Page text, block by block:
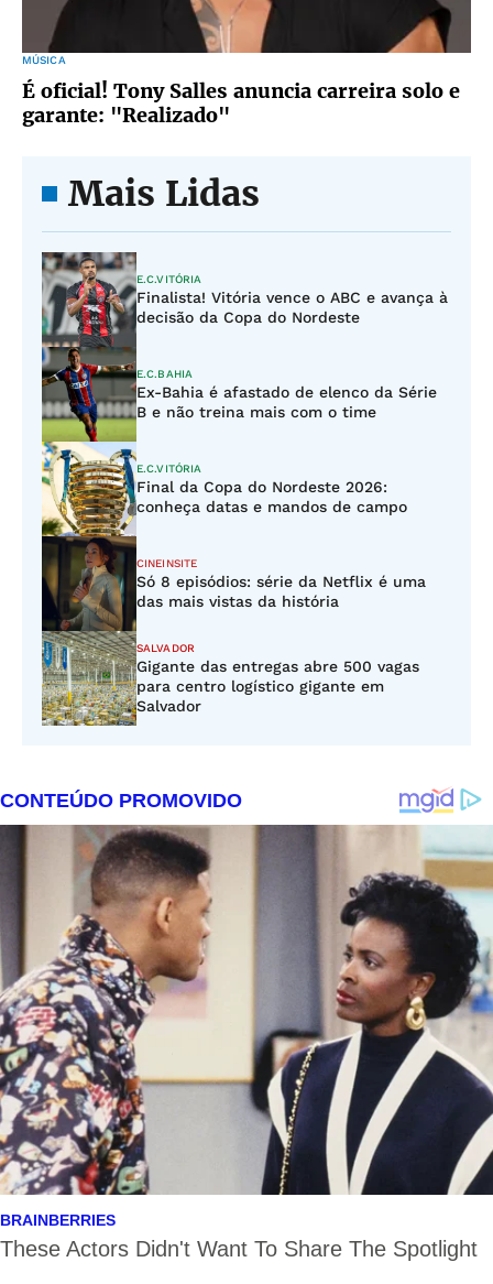
MÚSICA
É oficial! Tony Salles anuncia carreira solo e
garante: "Realizado"
Mais Lidas
E.C.VITÓRIA
Finalista! Vitória vence o ABC e avança à
decisão da Copa do Nordeste
E.C.BAHIA
Ex-Bahia é afastado de elenco da Série
B e não treina mais com o time
E.C.VITÓRIA
Final da Copa do Nordeste 2026:
conheça datas e mandos de campo
CINEINSITE
Só 8 episódios: série da Netflix é uma
das mais vistas da história
SALVADOR
Gigante das entregas abre 500 vagas
para centro logístico gigante em
Salvador